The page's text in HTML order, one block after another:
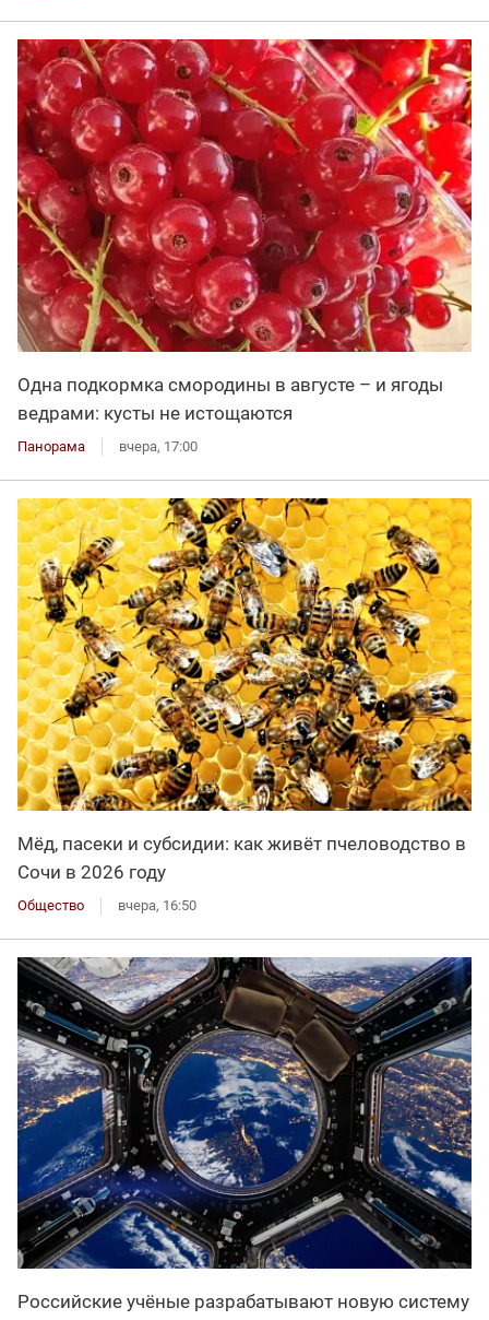
Одна подкормка смородины в августе – и ягоды
ведрами: кусты не истощаются
Панорама вчера, 17:00
Мёд, пасеки и субсидии: как живёт пчеловодство в
Сочи в 2026 году
Общество вчера, 16:50
Российские учёные разрабатывают новую систему